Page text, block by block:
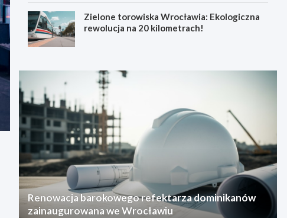
Zielone torowiska Wrocławia: Ekologiczna
rewolucja na 20 kilometrach!
Renowacja barokowego refektarza dominikanów
zainaugurowana we Wrocławiu